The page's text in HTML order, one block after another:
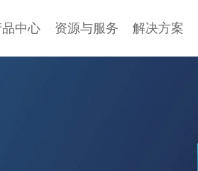
品中心 资源与服务 解决方案